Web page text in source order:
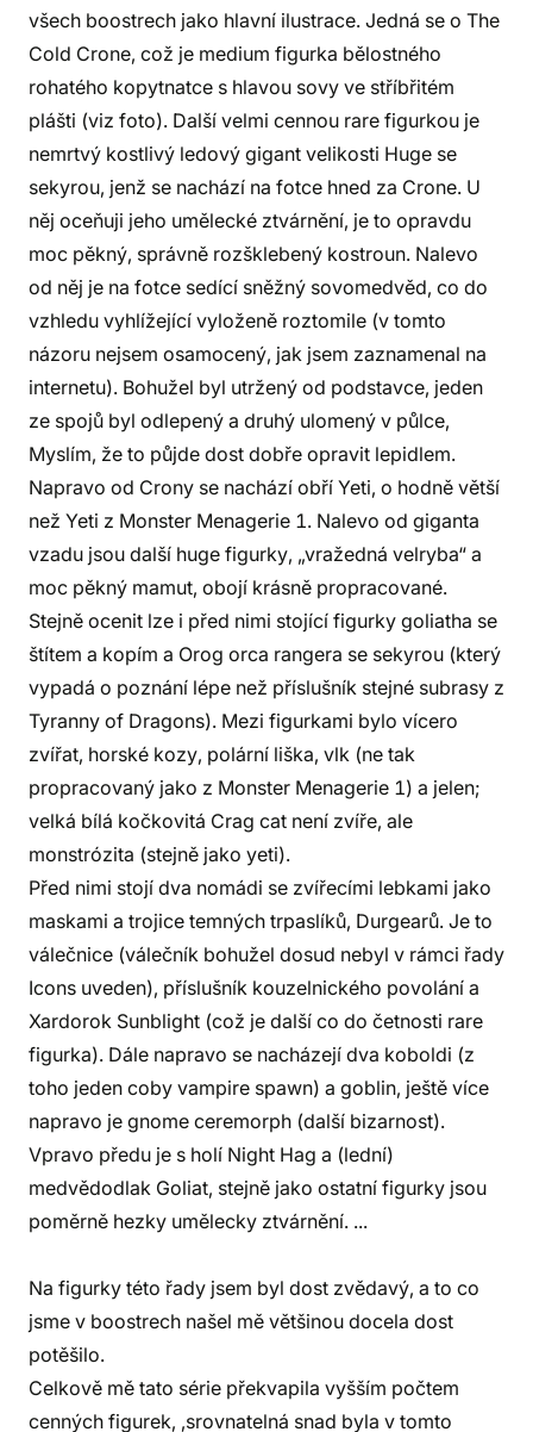
všech boostrech jako hlavní ilustrace. Jedná se o The
Cold Crone, což je medium figurka bělostného
rohatého kopytnatce s hlavou sovy ve stříbřitém
plášti (viz foto). Další velmi cennou rare figurkou je
nemrtvý kostlivý ledový gigant velikosti Huge se
sekyrou, jenž se nachází na fotce hned za Crone. U
něj oceňuji jeho umělecké ztvárnění, je to opravdu
moc pěkný, správně rozšklebený kostroun. Nalevo
od něj je na fotce sedící sněžný sovomedvěd, co do
vzhledu vyhlížející vyloženě roztomile (v tomto
názoru nejsem osamocený, jak jsem zaznamenal na
internetu). Bohužel byl utržený od podstavce, jeden
ze spojů byl odlepený a druhý ulomený v půlce,
Myslím, že to půjde dost dobře opravit lepidlem.
Napravo od Crony se nachází obří Yeti, o hodně větší
než Yeti z Monster Menagerie 1. Nalevo od giganta
vzadu jsou další huge figurky, „vražedná velryba“ a
moc pěkný mamut, obojí krásně propracované.
Stejně ocenit lze i před nimi stojící figurky goliatha se
štítem a kopím a Orog orca rangera se sekyrou (který
vypadá o poznání lépe než příslušník stejné subrasy z
Tyranny of Dragons). Mezi figurkami bylo vícero
zvířat, horské kozy, polární liška, vlk (ne tak
propracovaný jako z Monster Menagerie 1) a jelen;
velká bílá kočkovitá Crag cat není zvíře, ale
monstrózita (stejně jako yeti).
Před nimi stojí dva nomádi se zvířecími lebkami jako
maskami a trojice temných trpaslíků, Durgearů. Je to
válečnice (válečník bohužel dosud nebyl v rámci řady
Icons uveden), příslušník kouzelnického povolání a
Xardorok Sunblight (což je další co do četnosti rare
figurka). Dále napravo se nacházejí dva koboldi (z
toho jeden coby vampire spawn) a goblin, ještě více
napravo je gnome ceremorph (další bizarnost).
Vpravo předu je s holí Night Hag a (lední)
medvědodlak Goliat, stejně jako ostatní figurky jsou
poměrně hezky umělecky ztvárnění. ...
Na figurky této řady jsem byl dost zvědavý, a to co
jsme v boostrech našel mě většinou docela dost
potěšilo.
Celkově mě tato série překvapila vyšším počtem
cenných figurek, ,srovnatelná snad byla v tomto